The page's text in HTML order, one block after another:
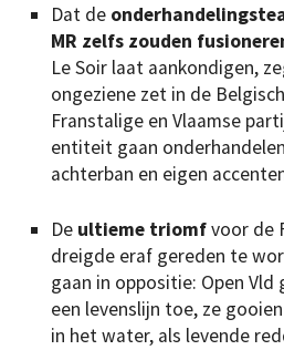
Dat de
MR zelfs zouden
Le Soir laat aankondigen,
ongeziene zet in de
Franstalige en Vlaamse
entiteit gaan
achterban en eigen
De ultieme triomfvoor de
dreigde eraf gereden te
gaan in oppositie: Open
een levenslijn toe, ze
in het water, als levende